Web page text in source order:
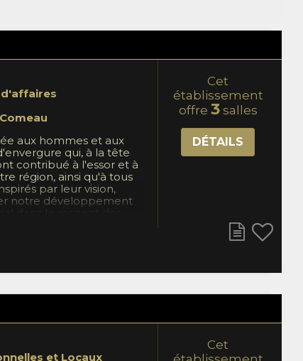
d'affaires
aux hommes et aux
qui, à la tête
contribué à l'essor et à
région, ainsi qu'à tous
par leur vision,
notre développement
dans le respect des
Cet
établissement
offre 3salles
DÉTAILS
et Locaux
Cet